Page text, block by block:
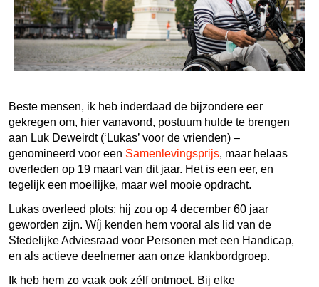
Beste mensen, ik heb inderdaad de bijzondere eer
gekregen om, hier vanavond, postuum hulde te brengen
aan Luk Deweirdt (‘Lukas’ voor de vrienden) –
genomineerd voor een Samenlevingsprijs, maar helaas
overleden op 19 maart van dit jaar. Het is een eer, en
tegelijk een moeilijke, maar wel mooie opdracht.
Lukas overleed plots; hij zou op 4 december 60 jaar
geworden zijn. Wíj kenden hem vooral als lid van de
Stedelijke Adviesraad voor Personen met een Handicap,
en als actieve deelnemer aan onze klankbordgroep.
Ik heb hem zo vaak ook zélf ontmoet. Bij elke